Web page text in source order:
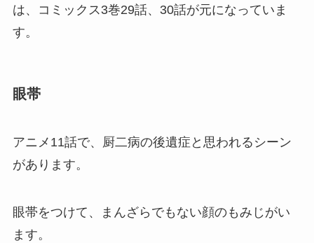
は、コミックス3巻29話、30話が元になっていま
す。
眼帯
アニメ11話で、厨二病の後遺症と思われるシーン
があります。
眼帯をつけて、まんざらでもない顔のもみじがい
ます。